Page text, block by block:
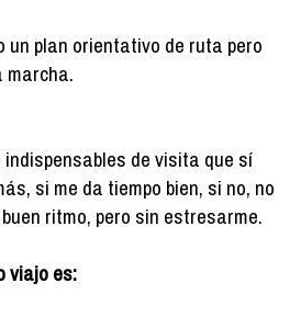
un plan orientativo de ruta pero
marcha.
de visita que sí
si me da tiempo bien, si no, no
ritmo, pero sin estresarme.
viajo es: